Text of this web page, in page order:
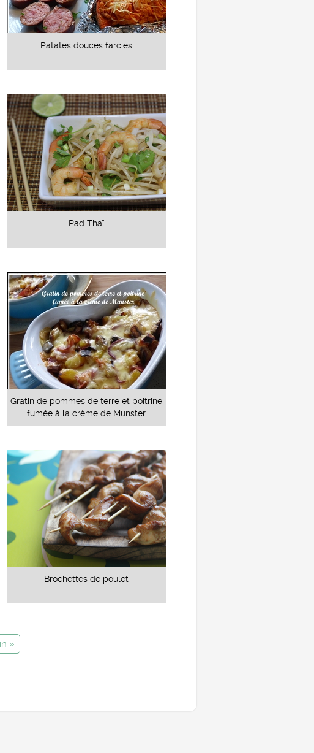
Patates douces farcies
Pad Thaï
Gratin de pommes de terre et poitrine
fumée à la crème de Munster
Brochettes de poulet
»